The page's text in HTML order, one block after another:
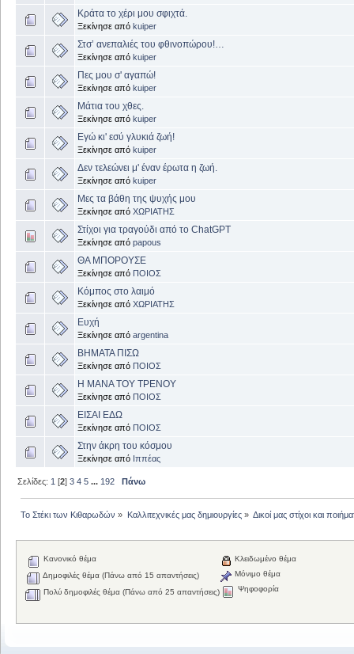
Κράτα το χέρι μου σφιχτά.
Ξεκίνησε από kuiper
Στσ’ ανεπαλιές του φθινοπώρου!…
Ξεκίνησε από kuiper
Πες μου σ' αγαπώ!
Ξεκίνησε από kuiper
Μάτια του χθες.
Ξεκίνησε από kuiper
Εγώ κι' εσύ γλυκιά ζωή!
Ξεκίνησε από kuiper
Δεν τελεώνει μ' έναν έρωτα η ζωή.
Ξεκίνησε από kuiper
Μες τα βάθη της ψυχής μου
Ξεκίνησε από ΧΩΡΙΑΤΗΣ
Στίχοι για τραγούδι από το ChatGPT
Ξεκίνησε από papous
ΘΑ ΜΠΟΡΟΥΣΕ
Ξεκίνησε από ΠΟΙΟΣ
Κόμπος στο λαιμό
Ξεκίνησε από ΧΩΡΙΑΤΗΣ
Ευχή
Ξεκίνησε από argentina
ΒΗΜΑΤΑ ΠΙΣΩ
Ξεκίνησε από ΠΟΙΟΣ
Η ΜΑΝΑ ΤΟΥ ΤΡΕΝΟΥ
Ξεκίνησε από ΠΟΙΟΣ
ΕΙΣΑΙ ΕΔΩ
Ξεκίνησε από ΠΟΙΟΣ
Στην άκρη του κόσμου
Ξεκίνησε από Ιππέας
Σελίδες: 1 [2]3 4 5 ... 192 Πάνω
Το Στέκι των Κιθαρωδών » Καλλιτεχνικές μας δημιουργίες» Δικοί μας στίχοι και
Κανονικό θέμα
Δημοφιλές θέμα (Πάνω από 15 απαντήσεις)
Πολύ δημοφιλές θέμα (Πάνω από 25 απαντήσεις)
Κλειδωμένο θέμα
Μόνιμο θέμα
Ψηφοφορία